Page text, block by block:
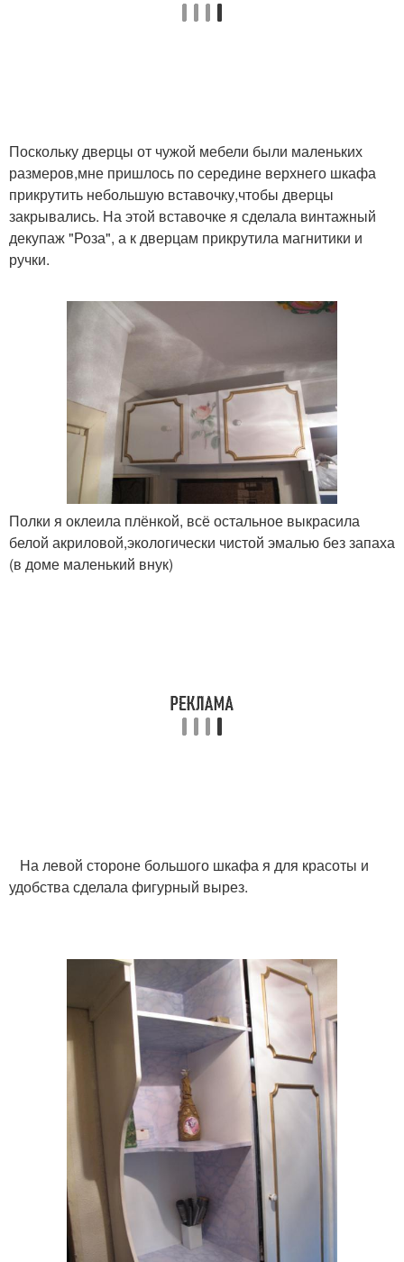
Поскольку дверцы от чужой мебели были маленьких
размеров,мне пришлось по середине верхнего шкафа
прикрутить небольшую вставочку,чтобы дверцы
закрывались. На этой вставочке я сделала винтажный
декупаж "Роза", а к дверцам прикрутила магнитики и
ручки.
Полки я оклеила плёнкой, всё остальное выкрасила
белой акриловой,экологически чистой эмалью без запаха
(в доме маленький внук)
На левой стороне большого шкафа я для красоты и
удобства сделала фигурный вырез.